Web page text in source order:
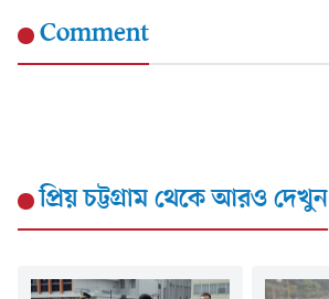
Comment
প্রিয় চট্টগ্রামথেকে আরও দেখুন